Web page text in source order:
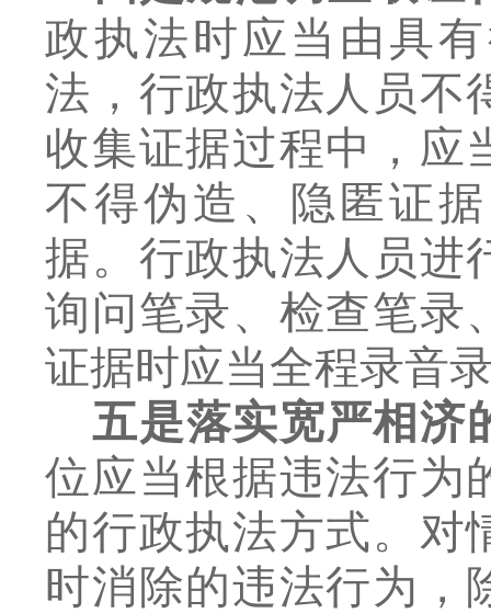
政执法时应当由具
法，行政执法人员不
收集证据过程中，应
不得伪造、隐匿证
据。行政执法人员进
询问笔录、检查笔录
证据时应当全程录音
五是落实宽严相济
位应当根据违法行为
的行政执法方式。对
时消除的违法行为，